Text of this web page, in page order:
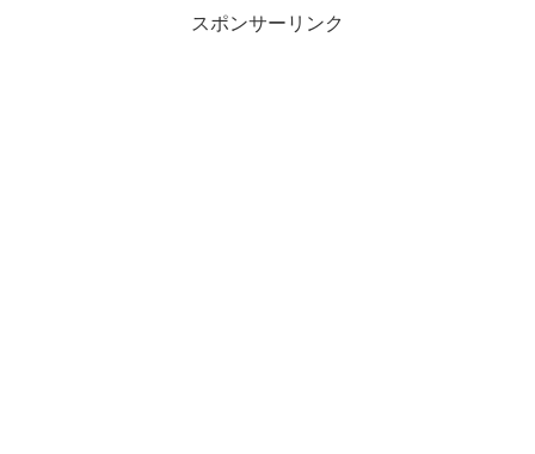
スポンサーリンク